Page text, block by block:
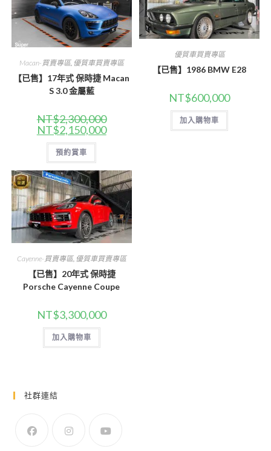
Macan-買賣專區, 優質車買賣專區
【已售】17年式 保時捷 Macan
S 3.0 金屬藍
NT$2,300,000
原
始
NT$2,300,000。
NT$2,150,000目
前
預約賞車
優質車買賣專區
【已售】1986 BMW E28
NT$600,000
加入購物車
Cayenne-買賣專區, 優質車買賣專區
【已售】20年式 保時捷
Porsche Cayenne Coupe
NT$3,300,000
加入購物車
社群連結